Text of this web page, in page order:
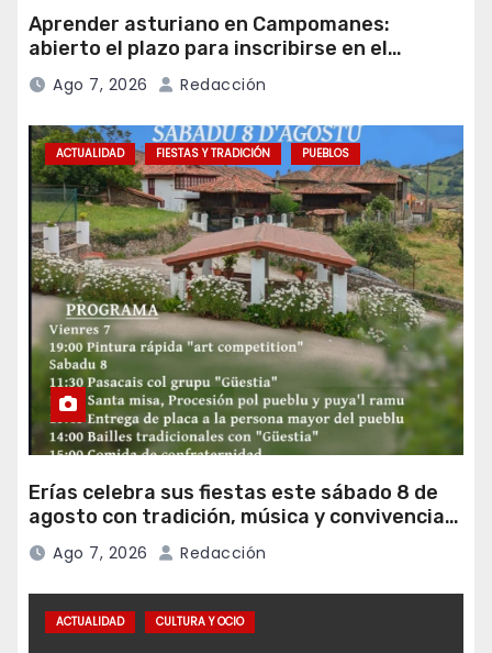
Aprender asturiano en Campomanes:
abierto el plazo para inscribirse en el
programa Falamos
Ago 7, 2026 Redacción
ACTUALIDAD FIESTAS Y TRADICIÓN PUEBLOS
Erías celebra sus fiestas este sábado 8 de
agosto con tradición, música y convivencia
vecinal
Ago 7, 2026 Redacción
ACTUALIDAD CULTURA Y OCIO